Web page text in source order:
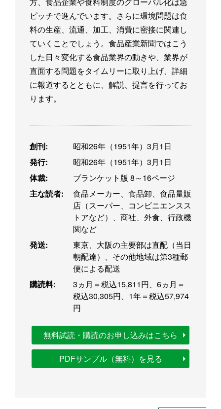
ピッチで進んでいます。さらに環境問題は食
料の生産、流通、加工、消費に密接に関連し
ていくことでしょう。食品産業新聞ではこう
した日々変化する食品業界の動きや、業界が
直面する問題をタイムリーに取り上げ、詳細
に報道するとともに、解説、提言を行ってお
ります。
創刊:
昭和26年（1951年）3月1日
発行:
昭和26年（1951年）3月1日
体裁:
ブランケット版 8～16ページ
主な読者:
食品メーカー、食品卸、食品量販
店（スーパー、コンビニエンスス
トアなど）、商社、外食、行政機
関など
発送:
東京、大阪の主要部は直配（当日
朝配達）、その他地域は第3種郵
便による配送
購読料:
3ヵ月＝税込15,811円、6ヵ月＝
税込30,305円、1年＝税込57,974
円
無料試読・購読のお申し込みはこちら
PDFサンプル（無料）を見る